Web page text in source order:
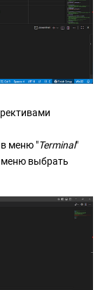
меню "Terminal"
меню выбрать